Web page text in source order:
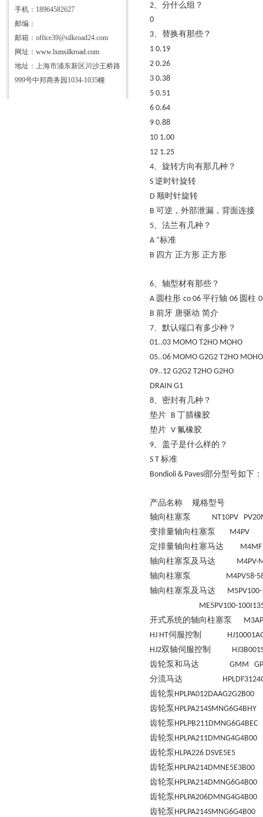
手机：18964582627
邮编：
邮箱：office39@silkroad24.com
网址： www.lxmsilkroad.com
地址：上海市浦东新区川沙王桥路
999号中邦商务园1034-1035幢
2、分什么组？
0
3、替换有那些？
1 0.19
2 0.26
3 0.38
5 0.51
6 0.64
9 0.88
10 1.00
12 1.25
4、旋转方向有那几种？
S 逆时针旋转
D 顺时针旋转
B 可逆，外部泄漏，背面连接
5、法兰有几种？
A "标准
B 四方 正方形 正方形
6、轴型材有那些？
A 圆柱形 co 06 平行轴 06 圆柱
B 前牙 唐驱动 简介
7、默认端口有多少种？
01..03 MOMO T2HO MOHO
05..06 MOMO G2G2 T2HO
09..12 G2G2 T2HO G2HO
DRAIN G1
8、密封有几种？
垫片 B 丁腈橡胶
垫片 V 氟橡胶
9、盖子是什么样的？
S T 标准
Bondioli ＆ Pavesi部分型号如下：
产品名称
规格型号
轴向柱塞泵
NT10PV
变排量轴向柱塞泵
M4PV
定排量轴向柱塞马达
M4MF
轴向柱塞泵及马达
M4PV-
轴向柱塞泵
M4PV58-
轴向柱塞泵及马达
ME5PV100-
开式系统的轴向柱塞泵
HJ HT伺服控制
HJ2双轴伺服控制
齿轮泵和马达
GMM
分流马达
齿轮泵 HPLPA012DAAG2G2B00
齿轮泵 HPLPA214SMNG6G4BHY
齿轮泵 HPLPB211DMNG6G4BEC
齿轮泵 HPLPA211DMNG4G4B00
齿轮泵 HLPA226 DSVE5E5
齿轮泵 HPLPA214DMNE5E3B00
齿轮泵 HPLPA214DMNG6G4B00
齿轮泵 HPLPA206DMNG4G4B00
齿轮泵 HPLPA214SMNG6G4B00